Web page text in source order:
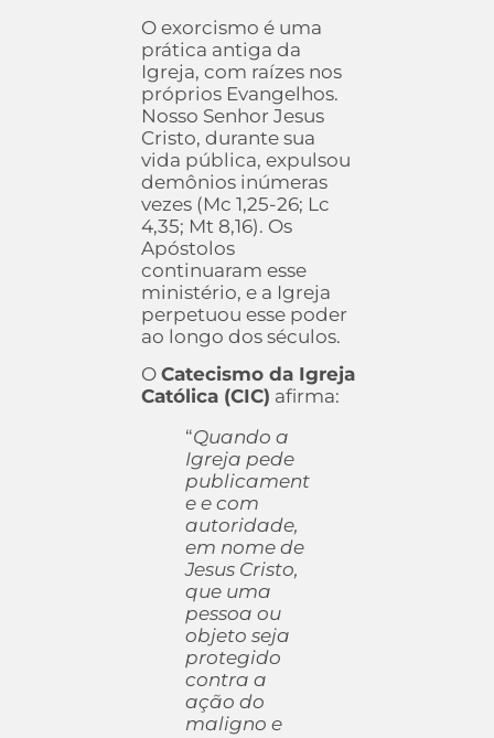
O exorcismo é uma
prática antiga da
Igreja, com raízes nos
próprios Evangelhos.
Nosso Senhor Jesus
Cristo, durante sua
vida pública, expulsou
demônios inúmeras
vezes (Mc 1,25-26; Lc
4,35; Mt 8,16). Os
Apóstolos
continuaram esse
ministério, e a Igreja
perpetuou esse poder
ao longo dos séculos.
O Catecismo da Igreja
Católica (CIC) afirma:
“Quando a
Igreja pede
publicament
e e com
autoridade,
em nome de
Jesus Cristo,
que uma
pessoa ou
objeto seja
protegido
contra a
ação do
maligno e